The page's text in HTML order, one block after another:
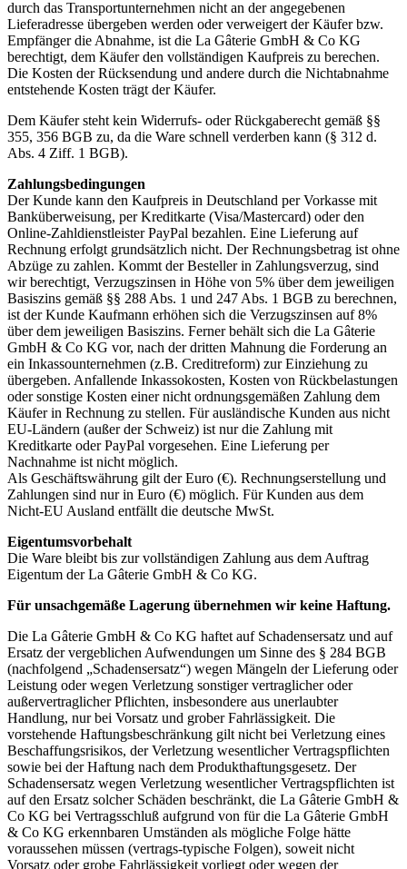
durch das Transportunternehmen nicht an der angegebenen
Lieferadresse übergeben werden oder verweigert der Käufer bzw.
Empfänger die Abnahme, ist die La Gâterie GmbH & Co KG
berechtigt, dem Käufer den vollständigen Kaufpreis zu berechen.
Die Kosten der Rücksendung und andere durch die Nichtabnahme
entstehende Kosten trägt der Käufer.
Dem Käufer steht kein Widerrufs- oder Rückgaberecht gemäß §§
355, 356 BGB zu, da die Ware schnell verderben kann (§ 312 d.
Abs. 4 Ziff. 1 BGB).
Zahlungsbedingungen
Der Kunde kann den Kaufpreis in Deutschland per Vorkasse mit
Banküberweisung, per Kreditkarte (Visa/Mastercard) oder den
Online-Zahldienstleister PayPal bezahlen. Eine Lieferung auf
Rechnung erfolgt grundsätzlich nicht. Der Rechnungsbetrag ist ohne
Abzüge zu zahlen. Kommt der Besteller in Zahlungsverzug, sind
wir berechtigt, Verzugszinsen in Höhe von 5% über dem jeweiligen
Basiszins gemäß §§ 288 Abs. 1 und 247 Abs. 1 BGB zu berechnen,
ist der Kunde Kaufmann erhöhen sich die Verzugszinsen auf 8%
über dem jeweiligen Basiszins. Ferner behält sich die La Gâterie
GmbH & Co KG vor, nach der dritten Mahnung die Forderung an
ein Inkassounternehmen (z.B. Creditreform) zur Einziehung zu
übergeben. Anfallende Inkassokosten, Kosten von Rückbelastungen
oder sonstige Kosten einer nicht ordnungsgemäßen Zahlung dem
Käufer in Rechnung zu stellen. Für ausländische Kunden aus nicht
EU-Ländern (außer der Schweiz) ist nur die Zahlung mit
Kreditkarte oder PayPal vorgesehen. Eine Lieferung per
Nachnahme ist nicht möglich.
Als Geschäftswährung gilt der Euro (€). Rechnungserstellung und
Zahlungen sind nur in Euro (€) möglich. Für Kunden aus dem
Nicht-EU Ausland entfällt die deutsche MwSt.
Eigentumsvorbehalt
Die Ware bleibt bis zur vollständigen Zahlung aus dem Auftrag
Eigentum der La Gâterie GmbH & Co KG.
Für unsachgemäße Lagerung übernehmen wir keine Haftung.
Die La Gâterie GmbH & Co KG haftet auf Schadensersatz und auf
Ersatz der vergeblichen Aufwendungen um Sinne des § 284 BGB
(nachfolgend „Schadensersatz“) wegen Mängeln der Lieferung oder
Leistung oder wegen Verletzung sonstiger vertraglicher oder
außervertraglicher Pflichten, insbesondere aus unerlaubter
Handlung, nur bei Vorsatz und grober Fahrlässigkeit. Die
vorstehende Haftungsbeschränkung gilt nicht bei Verletzung eines
Beschaffungsrisikos, der Verletzung wesentlicher Vertragspflichten
sowie bei der Haftung nach dem Produkthaftungsgesetz. Der
Schadensersatz wegen Verletzung wesentlicher Vertragspflichten ist
auf den Ersatz solcher Schäden beschränkt, die La Gâterie GmbH &
Co KG bei Vertragsschluß aufgrund von für die La Gâterie GmbH
& Co KG erkennbaren Umständen als mögliche Folge hätte
voraussehen müssen (vertrags-typische Folgen), soweit nicht
Vorsatz oder grobe Fahrlässigkeit vorliegt oder wegen der